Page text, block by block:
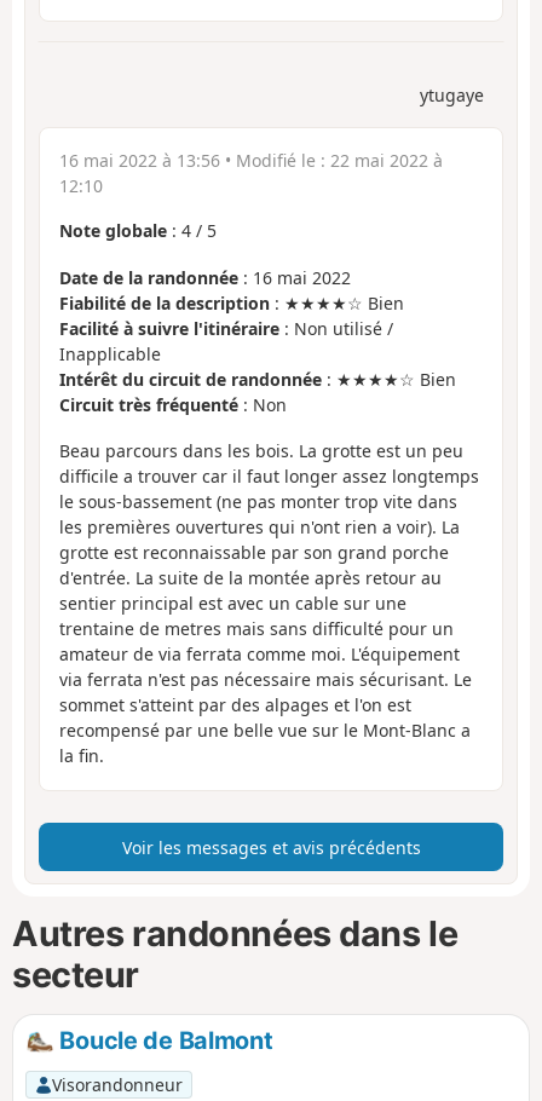
ytugaye
16 mai 2022 à 13:56 • Modifié le : 22 mai 2022 à
12:10
Note globale : 4 / 5
Date de la randonnée : 16 mai 2022
Fiabilité de la description : ★★★★☆ Bien
Facilité à suivre l'itinéraire : Non utilisé /
Inapplicable
Intérêt du circuit de randonnée : ★★★★☆ Bien
Circuit très fréquenté : Non
Beau parcours dans les bois. La grotte est un peu
difficile a trouver car il faut longer assez longtemps
le sous-bassement (ne pas monter trop vite dans
les premières ouvertures qui n'ont rien a voir). La
grotte est reconnaissable par son grand porche
d'entrée. La suite de la montée après retour au
sentier principal est avec un cable sur une
trentaine de metres mais sans difficulté pour un
amateur de via ferrata comme moi. L'équipement
via ferrata n'est pas nécessaire mais sécurisant. Le
sommet s'atteint par des alpages et l'on est
recompensé par une belle vue sur le Mont-Blanc a
la fin.
Voir les messages et avis précédents
Autres randonnées dans le
secteur
Boucle de Balmont
Visorandonneur